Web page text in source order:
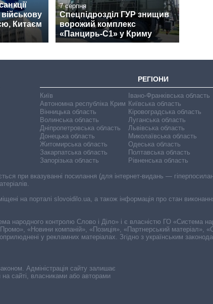
Китаєм
7 серпня
Спецпідрозділ ГУР знищив
ворожий комплекс
«Панцирь-С1» у Криму
РЕГІОНИ
Київ
Автономна республіка Крим
Вінницька область
Волинська область
Дніпропетровська область
Донецька область
Житомирська область
Закарпатська область
Запорізька область
Івано-Франківська область
Київська область
Кіровоградська область
Луганська область
Львівська область
Миколаївська область
Одеська область
Полтавська область
Рівненська область
Адміністрація сайту залишає
сайті, власниками або авторами
при вказуванні посилання (для інтернет-видань —
на порталі slovoidilo.ua, а також інформація про стан
народного контролю Слово і Діло» і є власністю ГО «Система
«Новини компаній», «Позиція», «Партнерський матеріал»,
у рекламних матеріалах. Згідно з українським